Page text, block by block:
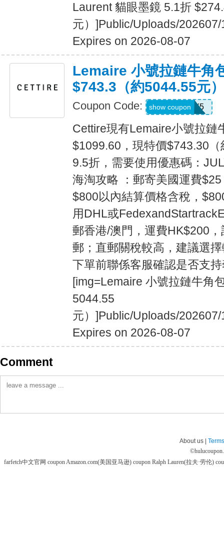
Laurent 貓眼墨鏡 5.1折
元）]Public/Uploads/
Expires on 2026-08-07
Lemaire 小號拉鏈牛角
$743.3（約5044.55元）
Coupon Code: JULY5
show coupon
Cettire現有Lemaire小號拉鏈
$1099.60，現特價$743.30
9.5折，需要使用優惠碼：
海淘攻略 ：郵寄美國運費
$800以內結算價格含稅，
用DHL或
郵香港/澳門，運費HK$200
郵；直郵關稅較高，建議選
下單前聯係客服確認是否支
[img=Lemaire 小號拉鏈牛角
5044.55
元）]Public/Uploads/
Expires on 2026-08-07
Comment
About us |
©
farfetch中文官网 couponAmazon.com(美国亚马逊) coupon Ralph Lauren(拉夫·劳伦)